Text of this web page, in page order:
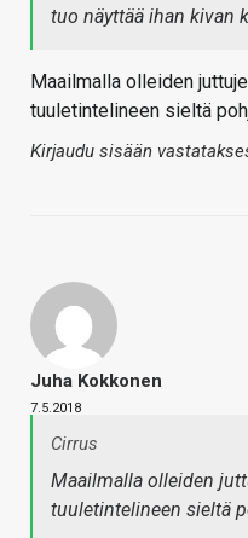
tuo näyttää ihan kivan
Maailmalla olleiden
tuuletintelineen sieltä
Kirjaudu sisään
Juha Kokkonen
7.5.2018
Cirrus
Maailmalla olleiden
tuuletintelineen sieltä